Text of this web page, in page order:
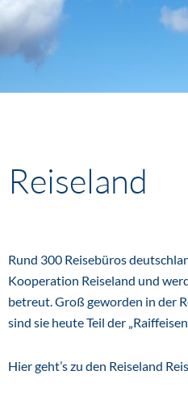
Reiseland
Rund 300 Reisebüros
Kooperation Reiseland und
betreut. Groß geworden in der
sind sie heute Teil der
Hier geht’s zu den Reiseland